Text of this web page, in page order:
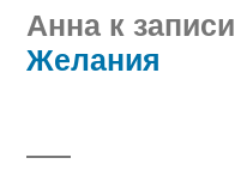
Анна к записи
Желания